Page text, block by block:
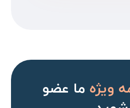
ویژهما عضو